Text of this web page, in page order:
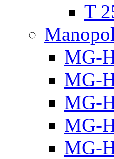
T
MG-
MG-
MG-
MG-
MG-